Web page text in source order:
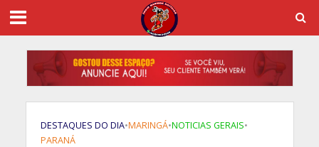
DESTAQUES DO DIA•MARINGÁ•NOTICIAS GERAIS•
PARANÁ